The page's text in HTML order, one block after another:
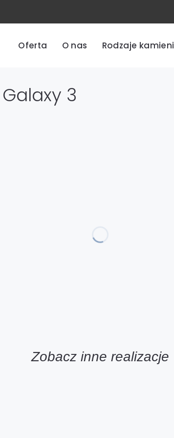
Oferta O nas Rodzaje kamieni
3
Zobacz inne realizacje